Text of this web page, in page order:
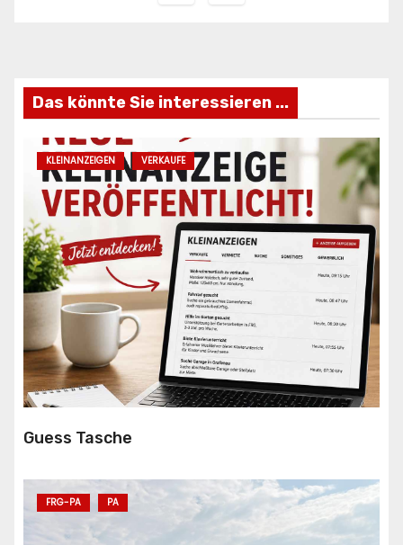
Das könnte Sie interessieren ...
KLEINANZEIGEN VERKAUFE
Guess Tasche
FRG-PA PA